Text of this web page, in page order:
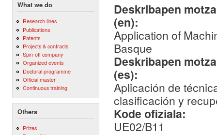
What we do
Research lines
Publications
Patents
Projects & contracts
Spin-off company
Organized events
Doctoral programme
Official master
Continuous training
Others
Prizes
Deskribapen
(en):
Application of
Basque
Deskribapen
(es):
Aplicación de
clasificación y
Kode ofiziala:
UE02/B11